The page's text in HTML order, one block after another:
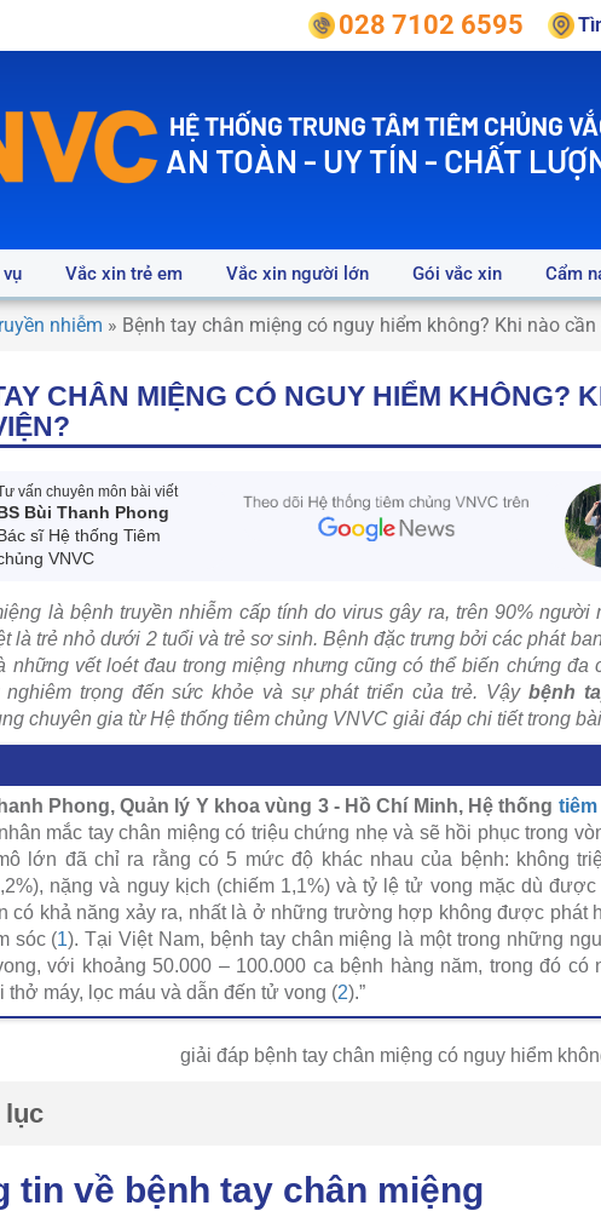
028 7102 6595
HỆ THỐNG TRUNG TÂM TIÊM CHỦNG
AN TOÀN - UY TÍN - CHẤT
Vắc xin trẻ em Vắc xin người lớn Gói vắc xin Cẩm
nhiễm » Bệnh tay chân miệng có nguy hiểm không? Khi nào cần
CHÂN MIỆNG CÓ NGUY HIỂM KHÔNG?
vấn chuyên môn bài viết
BS Bùi Thanh Phong
Bác sĩ Hệ thống Tiêm
VNVC
là bệnh truyền nhiễm cấp tính do virus gây ra, trên 90%
là trẻ nhỏ dưới 2 tuổi và trẻ sơ sinh. Bệnh đặc trưng bởi các phát
những vết loét đau trong miệng nhưng cũng có thể biến chứng đa
nghiêm trọng đến sức khỏe và sự phát triển của trẻ. Vậy bệnh
chuyên gia từ Hệ thống tiêm chủng VNVC giải đáp chi tiết trong
Phong, Quản lý Y khoa vùng 3 - Hồ Chí Minh, Hệ thống
mắc tay chân miệng có triệu chứng nhẹ và sẽ hồi phục trong
lớn đã chỉ ra rằng có 5 mức độ khác nhau của bệnh: không
nặng và nguy kịch (chiếm 1,1%) và tỷ lệ tử vong mặc dù
có khả năng xảy ra, nhất là ở những trường hợp không được phát
sóc (1). Tại Việt Nam, bệnh tay chân miệng là một trong những
với khoảng 50.000 – 100.000 ca bệnh hàng năm, trong đó
thở máy, lọc máu và dẫn đến tử vong (2).”
lục
tin về bệnh tay chân miệng